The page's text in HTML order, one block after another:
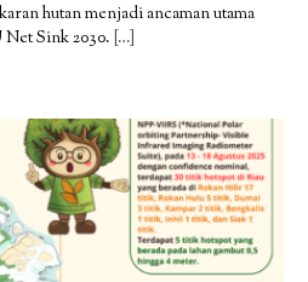
hutan menjadi ancaman utama
Sink 2030. […]